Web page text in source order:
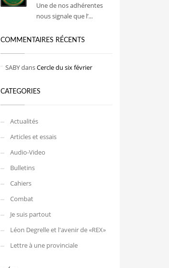
Une de nos adhérentes
nous signale que l’...
COMMENTAIRES RÉCENTS
SABYdansCercle du six février
CATEGORIES
Actualités
Articles et essais
Audio-Video
Bulletins
Cahiers
Combat
Je suis partout
Léon Degrelle et l'avenir de «REX»
Lettre à une provinciale